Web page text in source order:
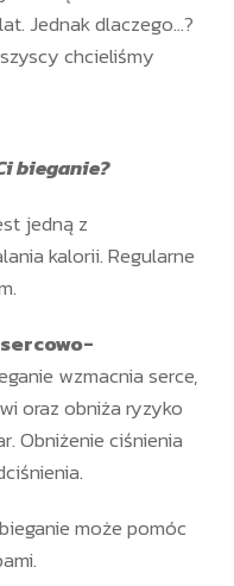
Jednak dlaczego…?
chcieliśmy
bieganie?
jedną z
kalorii. Regularne
wzmacnia serce,
oraz obniża ryzyko
Obniżenie ciśnienia
bieganie może pomóc